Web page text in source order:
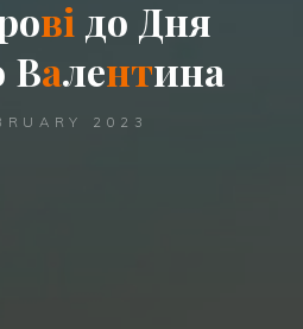
ові до Дня
Валентина
2023